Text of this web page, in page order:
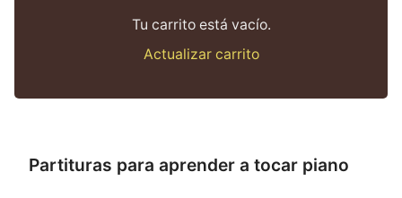
Tu carrito está vacío.
Actualizar carrito
Partituras para aprender a tocar piano